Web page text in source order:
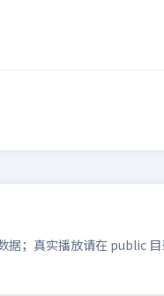
；真实播放请在 public 目